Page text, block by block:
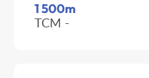
1 500m
TCM -